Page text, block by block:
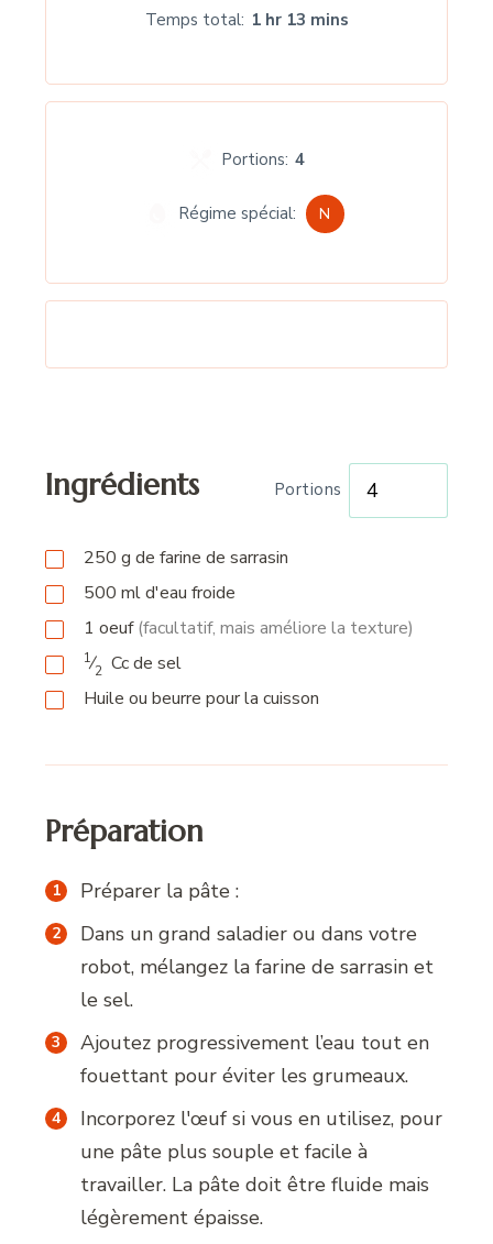
Temps total 1 hr 13 mins
Portions: 4
Régime spécial: N
Ingrédients Portions
250 g de farine de sarrasin
500 mld'eau froide
1 oeuf(facultatif, mais améliore la texture)
1⁄2 Ccde sel
Huile ou beurre pour la cuisson
Préparation
Préparer la pâte :
Dans un grand saladier ou dans votre
robot, mélangez la farine de sarrasin et
le sel.
Ajoutez progressivement l’eau tout en
fouettant pour éviter les grumeaux.
Incorporez l'œuf si vous en utilisez, pour
une pâte plus souple et facile à
travailler. La pâte doit être fluide mais
légèrement épaisse.